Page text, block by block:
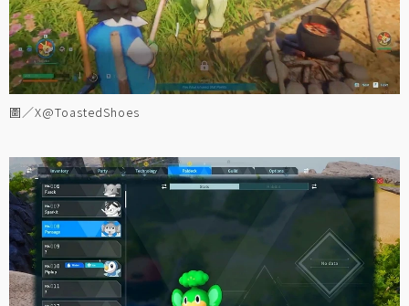
圖／X@ToastedShoes